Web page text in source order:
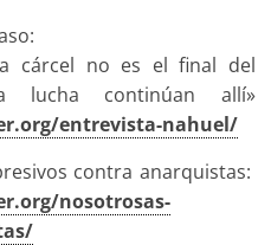
cárcel no es el final del
continúan allí»
entrevista-nahuel/
contra anarquistas:
nosotrosas-